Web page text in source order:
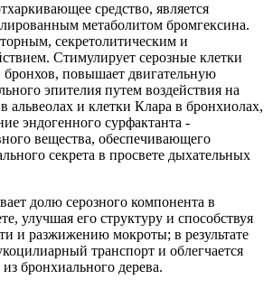
средство, является
метаболитом бромгексина.
секретолитическим и
Стимулирует серозные клетки
бронхов, повышает двигательную
эпителия путем воздействия на
альвеолах и клетки Клара в бронхиолах,
эндогенного сурфактанта -
вещества, обеспечивающего
секрета в просвете дыхательных
долю серозного компонента в
улучшая его структуру и способствуя
и разжижению мокроты; в результате
транспорт и облегчается
бронхиального дерева.